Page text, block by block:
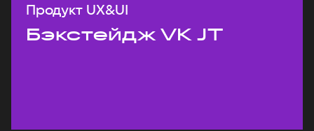
Продукт UX&UI
Бэкстейдж VK JT